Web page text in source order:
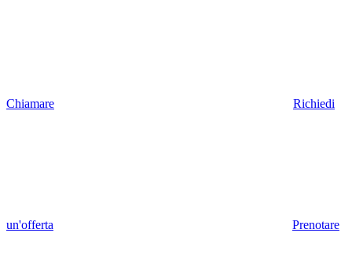
Chiamare Richiedi
un'offerta Prenotare